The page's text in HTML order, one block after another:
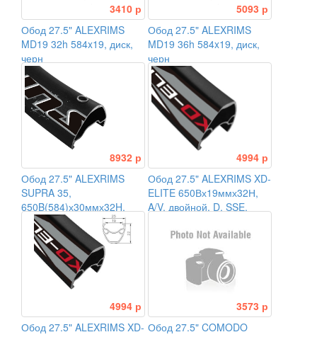
3410 р
Обод 27.5" ALEXRIMS
MD19 32h 584x19, диск,
черн
5093 р
Обод 27.5" ALEXRIMS
MD19 36h 584x19, диск,
черн
8932 р
Обод 27.5" ALEXRIMS
SUPRA 35,
650B(584)х30ммх32H,
SSE
4994 р
Обод 27.5" ALEXRIMS XD-
ELITE 650Вх19ммх32Н,
A/V, двойной, D, SSE,
4994 р
Обод 27.5" ALEXRIMS XD-
3573 р
Обод 27.5" COMODO